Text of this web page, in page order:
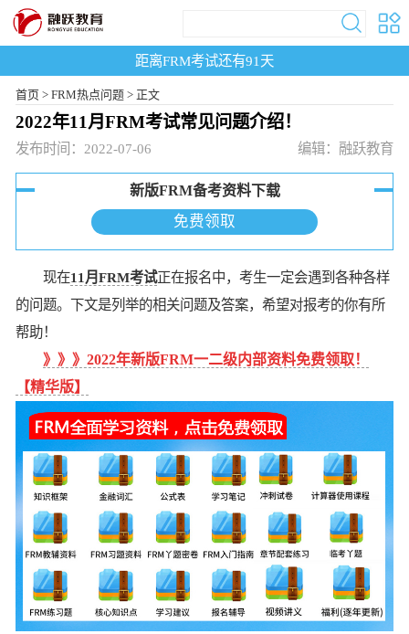
距离FRM考试还有91 天
首页> FRM热点问题 > 正文
2022年11月FRM考试常见问题介绍！
发布时间：2022-07-06 编辑：融跃教育
新版FRM备考资料下载
免费领取
现在11月FRM考试正在报名中，考生一定会遇到各种各样
的问题。下文是列举的相关问题及答案，希望对报考的你有所
帮助！
》》》2022年新版FRM一二级内部资料免费领取！
【精华版】